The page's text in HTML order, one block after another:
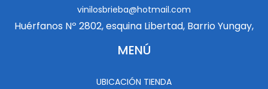
vinilosbrieba@hotmail.com
Huérfanos Nº 2802, esquina Libertad, Barrio Yungay,
MENÚ
UBICACIÓN TIENDA